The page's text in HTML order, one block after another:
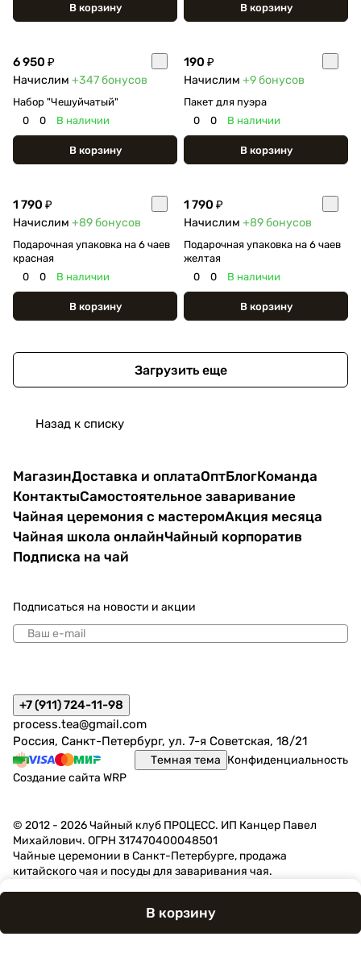
В корзину В корзину
6 950 ₽
Начислим +347бонусов
Набор "Чешуйчатый"
0
0 В наличии
В корзину
190 ₽
Начислим +9бонусов
Пакет для пуэра
0
0 В наличии
В корзину
1 790 ₽
Начислим +89бонусов
Подарочная упаковка на 6 чаев
красная
0
0 В наличии
В корзину
1 790 ₽
Начислим +89бонусов
Подарочная упаковка на 6 чаев
желтая
0
0 В наличии
В корзину
Загрузить еще
Назад к списку
В корзину
МагазинДоставка и оплатаОптБлогКоманда
КонтактыСамостоятельное заваривание
Чайная церемония с мастеромАкция месяца
Чайная школа онлайнЧайный корпоратив
Подписка на чай
Подписаться на новости и акции
+7 (911) 724-11-98
process.tea@gmail.com
Россия, Санкт-Петербург, ул. 7-я Советская, 18/21
Темная тема Конфиденциальность
Создание сайта WRP
© 2012 - 2026 Чайный клуб ПРОЦЕСС. ИП Канцер Павел
Михайлович. ОГРН 317470400048501
Чайные церемонии в Санкт-Петербурге, продажа
китайского чая и посуды для заваривания чая.